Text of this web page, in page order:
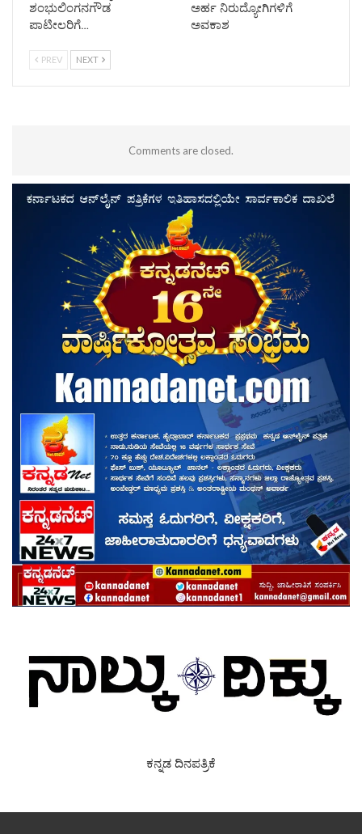
ಶಂಭುಲಿಂಗನಗೌಡ
ಪಾಟೀಲರಿಗೆ…
ಅರ್ಹ ನಿರುದ್ಯೋಗಿಗಳಿಗೆ
ಅವಕಾಶ
PREV NEXT
Comments are closed.
ಕನ್ನಡ ದಿನಪತ್ರಿಕೆ